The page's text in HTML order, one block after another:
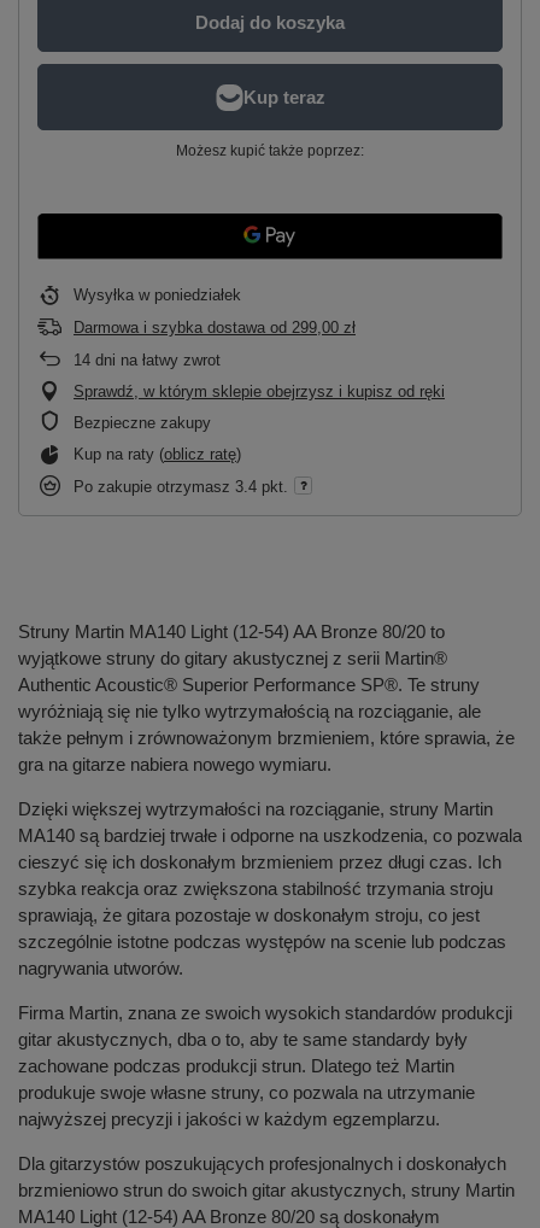
Dodaj do koszyka
Możesz kupić także poprzez:
Wysyłka w poniedziałek
Darmowa i szybka dostawa od 299,00 zł
14 dni na łatwy zwrot
Sprawdź, w którym sklepie obejrzysz i kupisz od ręki
Bezpieczne zakupy
Kup na raty (oblicz ratę)
Po zakupie otrzymasz 3.4 pkt.
Struny Martin MA140 Light (12-54) AA Bronze 80/20 to
wyjątkowe struny do gitary akustycznej z serii Martin®
Authentic Acoustic® Superior Performance SP®. Te struny
wyróżniają się nie tylko wytrzymałością na rozciąganie, ale
także pełnym i zrównoważonym brzmieniem, które sprawia, że
gra na gitarze nabiera nowego wymiaru.
Dzięki większej wytrzymałości na rozciąganie, struny Martin
MA140 są bardziej trwałe i odporne na uszkodzenia, co pozwala
cieszyć się ich doskonałym brzmieniem przez długi czas. Ich
szybka reakcja oraz zwiększona stabilność trzymania stroju
sprawiają, że gitara pozostaje w doskonałym stroju, co jest
szczególnie istotne podczas występów na scenie lub podczas
nagrywania utworów.
Firma Martin, znana ze swoich wysokich standardów produkcji
gitar akustycznych, dba o to, aby te same standardy były
zachowane podczas produkcji strun. Dlatego też Martin
produkuje swoje własne struny, co pozwala na utrzymanie
najwyższej precyzji i jakości w każdym egzemplarzu.
Dla gitarzystów poszukujących profesjonalnych i doskonałych
brzmieniowo strun do swoich gitar akustycznych, struny Martin
MA140 Light (12-54) AA Bronze 80/20 są doskonałym